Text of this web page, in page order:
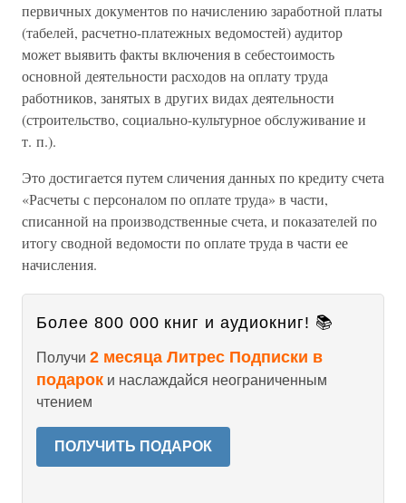
первичных документов по начислению заработной платы
(табелей, расчетно-платежных ведомостей) аудитор
может выявить факты включения в себестоимость
основной деятельности расходов на оплату труда
работников, занятых в других видах деятельности
(строительство, социально-культурное обслуживание и
т. п.).
Это достигается путем сличения данных по кредиту счета
«Расчеты с персоналом по оплате труда» в части,
списанной на производственные счета, и показателей по
итогу сводной ведомости по оплате труда в части ее
начисления.
Более 800 000 книг и аудиокниг! 📚
Получи 2 месяца Литрес Подписки в
подарок и наслаждайся неограниченным
чтением
ПОЛУЧИТЬ ПОДАРОК